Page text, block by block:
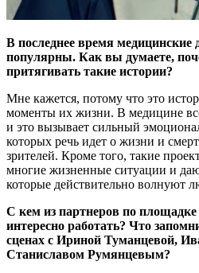
В последнее время медицинские
популярны. Как вы думаете,
притягивать такие истории?
Мне кажется, потому что это
моменты их жизни. В медицине
и это вызывает сильный
которых речь идет о жизни и
зрителей. Кроме того, такие
многие жизненные ситуации и
которые действительно волнуют
С кем из партнеров по
интересно работать? Что
сценах с Ириной Туманцевой,
Станиславом Румянцевым?